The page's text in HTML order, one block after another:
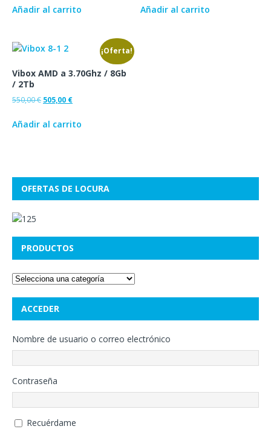
Añadir al carrito Añadir al carrito
¡Oferta!
Vibox AMD a 3.70Ghz / 8Gb
/ 2Tb
550,00€ 505,00 €
Añadir al carrito
OFERTAS DE LOCURA
PRODUCTOS
ACCEDER
Nombre de usuario o correo electrónico
Contraseña
Recuérdame